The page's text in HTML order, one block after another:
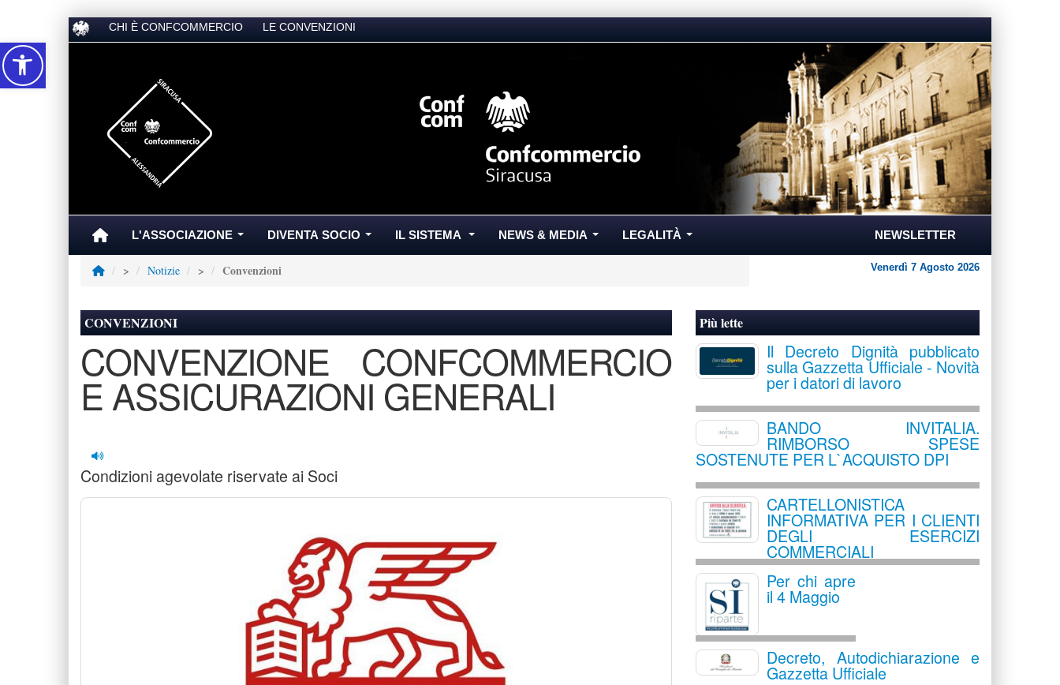
CHI È CONFCOMMERCIO LE CONVENZIONI
L'ASSOCIAZIONE DIVENTA SOCIO IL SISTEMA NEWS & MEDIA LEGALITÀ NEWSLETTER
> Notizie > Convenzioni Venerdì 7 Agosto 2026
CONVENZIONI
CONVENZIONE CONFCOMMERCIO
E ASSICURAZIONI GENERALI
Condizioni agevolate riservate ai Soci
Più lette
Il Decreto Dignità pubblicato
sulla Gazzetta Ufficiale - Novità
per i datori di lavoro
BANDO INVITALIA.
RIMBORSO SPESE
SOSTENUTE PER L`ACQUISTO DPI
CARTELLONISTICA
INFORMATIVA PER I CLIENTI
DEGLI ESERCIZI
COMMERCIALI
Per chi apre
il 4 Maggio
Decreto, Autodichiarazione e
Gazzetta Ufficiale
Accessibilità